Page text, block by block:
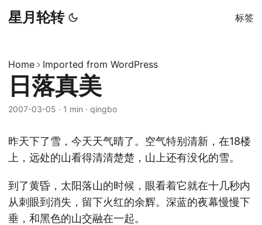
星月轮转 标签
Home Imported from WordPress
日落真美
2007-03-05 · 1 min · qingbo
昨天下了雪，今天天气晴了。空气特别清新，在18楼
上，远处的山看得清清楚楚，山上还有没化的雪。
到了黄昏，太阳落山的时候，眼看着它就在十几秒内
从刺眼到消失，留下火红的余辉。深蓝的夜幕慢慢下
垂，和黑色的山交融在一起。